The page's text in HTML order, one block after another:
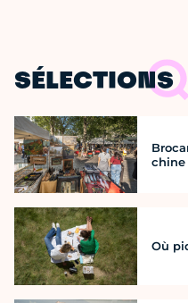
SÉLECTIONS
chine
Où